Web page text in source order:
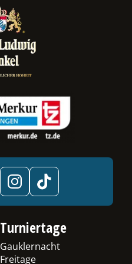
Turniertage
Gauklernacht
Freitage